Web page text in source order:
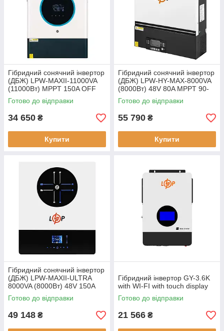
Гібридний сонячний інвертор
(ДБЖ) LPW-MAXII-11000VA
(11000Вт) MPPT 150A OFF
GRID Уцінка
Готово до відправки
34 650 ₴
Купити
Гібридний сонячний інвертор
(ДБЖ) LPW-HY-MAX-8000VA
(8000Вт) 48V 80A MPPT 90-
450V Уцінка
Готово до відправки
55 790 ₴
Купити
Гібридний сонячний інвертор
(ДБЖ) LPW-MAXII-ULTRA
8000VA (8000Вт) 48V 150A
MPPT 90-450V ON-OFF GRID
Уцінка
Готово до відправки
49 148 ₴
Гібридний інвертор GY-3.6K
with WI-FI with touch display
Готово до відправки
21 566 ₴